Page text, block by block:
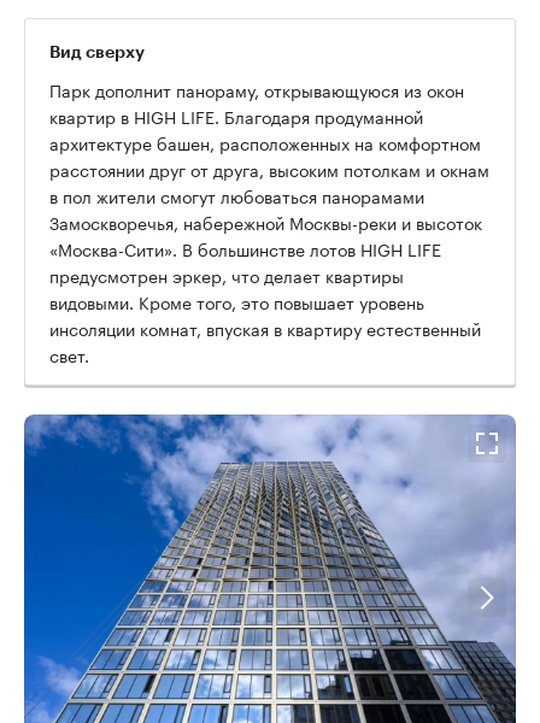
Вид сверху
Парк дополнит панораму, открывающуюся из окон
квартир в HIGH LIFE. Благодаря продуманной
архитектуре башен, расположенных на комфортном
расстоянии друг от друга, высоким потолкам и окнам
в пол жители смогут любоваться панорамами
Замоскворечья, набережной Москвы-реки и высоток
«Москва-Сити». В большинстве лотов HIGH LIFE
предусмотрен эркер, что делает квартиры
видовыми. Кроме того, это повышает уровень
инсоляции комнат, впуская в квартиру естественный
свет.